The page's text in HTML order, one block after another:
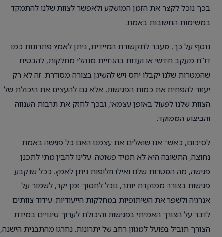
בכך נוכל לקצר את הזמן המושקע ולאפשר לצוות שלנו להתמקד
במשימות החשובות באמת.
נוסף על כך, מעבר לתקשורת המיידית, ניתן לאמץ פתרונות כמו
דו"ח מעקב חודשי או ועדות בהנחיית מנהלי מחלקות, להבטיח
שהמטרות שלנו יקבלו יחס ויש להשיגן בצורה מסודרת. זה לא רק
יעזור להפחית את כמות הפגישות, אלא גם להעצים את היכולת של
הצוות שלנו לפעול באופן עצמאי, ובכך לחזק את תרבות הענווה
והביצוע הממוקד.
לסיכום, כאשר אנו שואלים את עצמנו האם כל פגישה באמת
נחוצה, התשובה היא לא תמיד פשוטה. עלינו להבין מתי לתכנן
פגישה, מה המטרות שלנו ואילו חלופות ניתן לאמץ. ככל שנקבע
פגישות בצורה ממוקדת יותר, נוכל לחסוך זמן יקר, לשמור על
אנרגיה ולשפר את השיתופיות במחלקות הייעודיות. עידוד צוותים
לדבר על הצורך האמיתי בפגישות והיכולת לערוך שינויים במידת
הצורך תוביל בפועל למגוון רחב של יתרונות. נחרגו מהתבנית הישנה,